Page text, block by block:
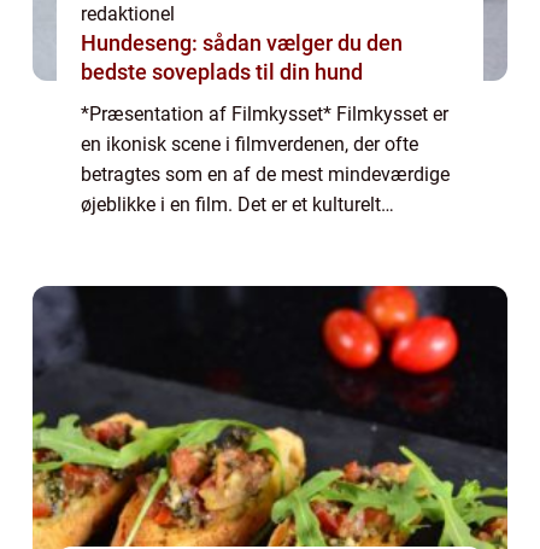
redaktionel
Hundeseng: sådan vælger du den
bedste soveplads til din hund
*Præsentation af Filmkysset* Filmkysset er
en ikonisk scene i filmverdenen, der ofte
betragtes som en af de mest mindeværdige
øjeblikke i en film. Det er et kulturelt